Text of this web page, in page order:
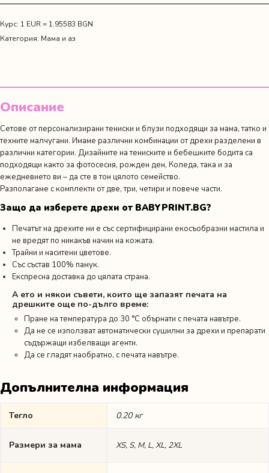
боди
за
"Boy
mom"
Курс: 1 EUR = 1.95583 BGN
Категория: Мама и аз
Описание
Сетове от персонализирани тениски и блузи подходящи за мама, татко и
техните малчугани. Имаме различни комбинации от дрехи разделени в
различни категории. Дизайните на тениските и бебешките бодита са
подходящи както за фотосесия, рожден ден, Коледа, така и за
ежедневието ви – да сте в тон цялото семейство.
Разполагаме с комплекти от две, три, четири и повече части.
Защо да изберете дрехи от BABYPRINT.BG?
Печатът на дрехите ни е със сертифицирани екосъобразни мастила и
не вредят по никакъв начин на кожата.
Трайни и наситени цветове.
Със състав 100% памук.
Експресна доставка до цялата страна.
А ето и някои съвети, които ще запазят печата на
дрешките още по-дълго време:
Пране на температура до 30 °C обърнати с печата навътре.
Да не се използват автоматически сушилни за дрехи и препарати
съдържащи избелващи агенти.
Да се гладят наобратно, с печата навътре.
Допълнителна информация
Тегло 0.20 кг
Размери за мама XS, S, M, L, XL, 2XL